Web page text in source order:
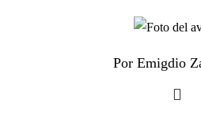
Por Emigdio